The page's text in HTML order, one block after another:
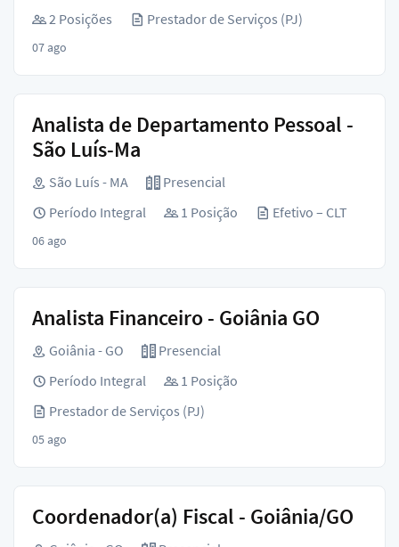
2 Posições
Prestador de Serviços (PJ)
07 ago
Analista de Departamento Pessoal -
São Luís-Ma
São Luís - MA
Presencial
Período Integral
1 Posição Efetivo – CLT
06 ago
Analista Financeiro - Goiânia GO
Goiânia - GO
Presencial
Período Integral
1 Posição
Prestador de Serviços (PJ)
05 ago
Coordenador(a) Fiscal - Goiânia/GO